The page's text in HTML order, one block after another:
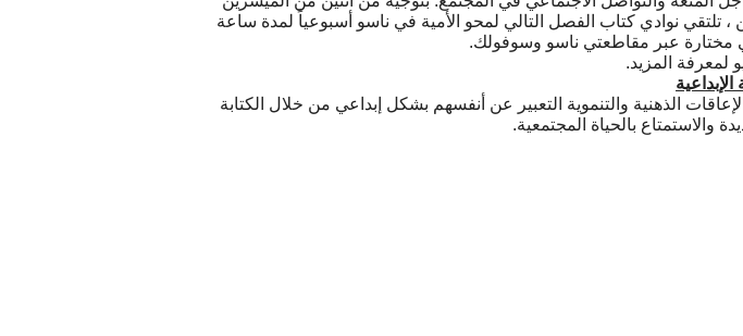
، تلتقي نوادي كتاب الفصل التالي لمحو الأمية في ناسو أسبوعياً لمدة ساعة
مختارة عبر مقاطعتي ناسو وسوفولك.
لمعرفة المزيد.
الإبداعية
الذهنية والتنموية التعبير عن أنفسهم بشكل إبداعي من خلال الكتابة
والاستمتاع بالحياة المجتمعية.